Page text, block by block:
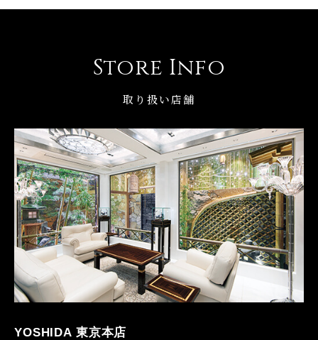
Store Info
取り扱い店舗
YOSHIDA 東京本店